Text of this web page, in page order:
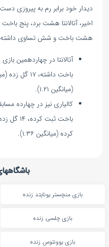
دیدار خود برابر رم به پیروزی
اخیر، آتالانتا هشت برد، پنج
هشت باخت و شش تساوی
آتالانتا در چهاردهمین
(میانگین ۱.۲۱).
کالیاری نیز در چهارده
کرده (میانگین ۱.۳۶).
بازی منچستر یونایتد زنده
بازی چلسی زنده
بازی یوونتوس زنده